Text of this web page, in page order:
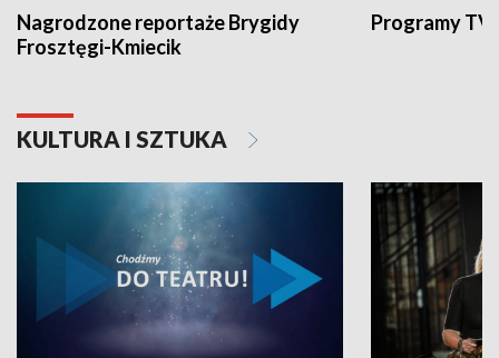
Nagrodzone reportaże Brygidy
Frosztęgi-Kmiecik
Programy
KULTURA I SZTUKA